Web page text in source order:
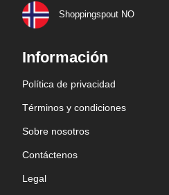
Shoppingspout NO
Información
Política de privacidad
Términos y condiciones
Sobre nosotros
Contáctenos
Legal